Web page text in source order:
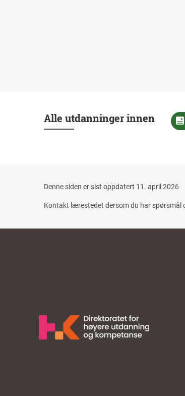
Alle utdanninger innen
Denne siden er sist oppdatert 11. april 2026
Kontakt lærestedet dersom du har spørsmål